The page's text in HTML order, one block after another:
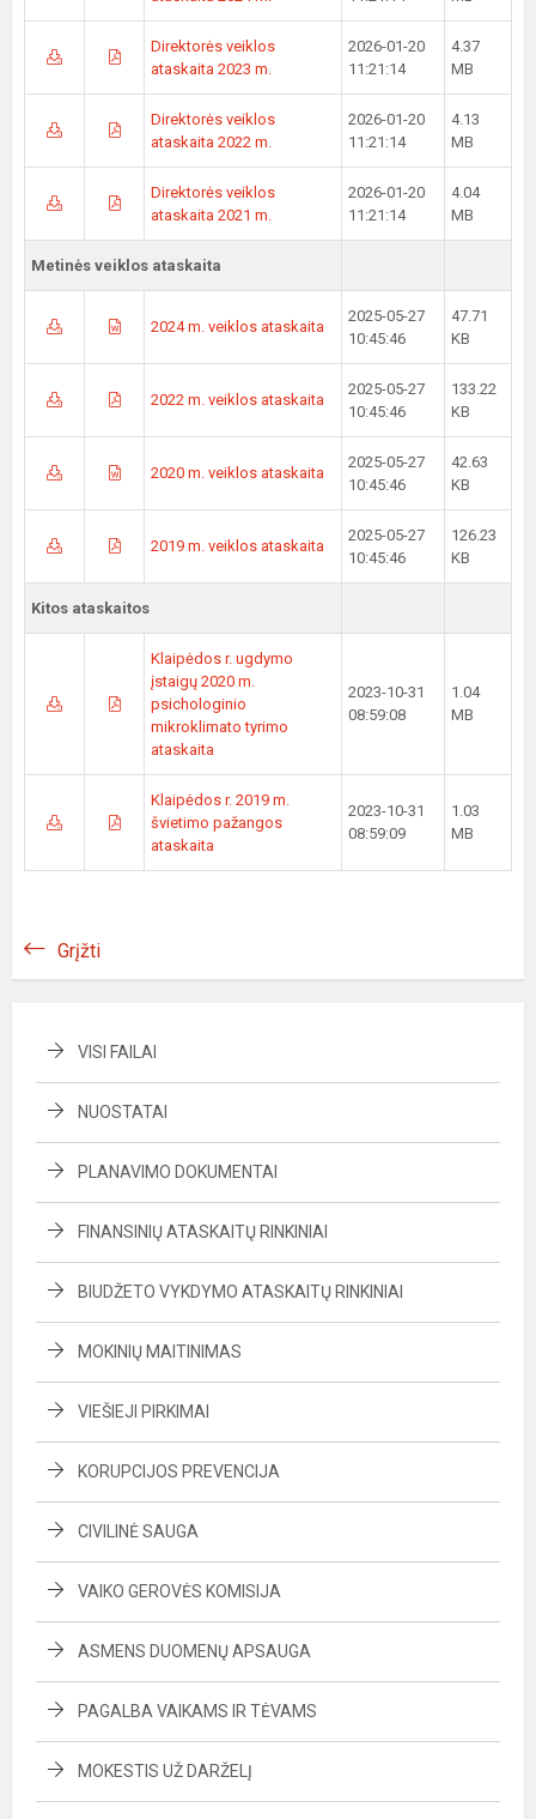
Direktorės veiklos
ataskaita 2023 m.
2026-01-20
11:21:14
4.37
MB
Direktorės veiklos
ataskaita 2022 m.
2026-01-20
11:21:14
4.13
MB
Direktorės veiklos
ataskaita 2021 m.
2026-01-20
11:21:14
4.04
MB
Metinės veiklos ataskaita
2024 m. veiklos ataskaita
2025-05-27
10:45:46
47.71
KB
2022 m. veiklos ataskaita
2025-05-27
10:45:46
133.22
KB
2020 m. veiklos ataskaita
2025-05-27
10:45:46
42.63
KB
2019 m. veiklos ataskaita
2025-05-27
10:45:46
126.23
KB
Kitos ataskaitos
Klaipėdos r. ugdymo
įstaigų 2020 m.
psichologinio
mikroklimato tyrimo
ataskaita
2023-10-31
08:59:08
1.04
MB
Klaipėdos r. 2019 m.
švietimo pažangos
ataskaita
2023-10-31
08:59:09
1.03
MB
Grįžti
VISI FAILAI
NUOSTATAI
PLANAVIMO DOKUMENTAI
FINANSINIŲ ATASKAITŲ RINKINIAI
BIUDŽETO VYKDYMO ATASKAITŲ RINKINIAI
MOKINIŲ MAITINIMAS
VIEŠIEJI PIRKIMAI
KORUPCIJOS PREVENCIJA
CIVILINĖ SAUGA
VAIKO GEROVĖS KOMISIJA
ASMENS DUOMENŲ APSAUGA
PAGALBA VAIKAMS IR TĖVAMS
MOKESTIS UŽ DARŽELĮ